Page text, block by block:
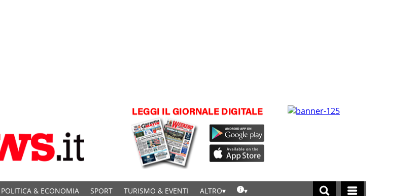
POLITICA & ECONOMIA SPORT TURISMO & EVENTI ALTRO